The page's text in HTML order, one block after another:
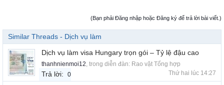
(Bạn phải Đăng nhập hoặc Đăng ký để trả lời bài viết.)
Similar Threads - Dịch vụ làm
Dịch vụ làm visa Hungary trọn gói – Tỷ lệ đậu cao
thanhnienmoi12 , trong diễn đàn: Rao vặt Tổng hợp
Trả lời: 0 Thứ hai lúc 14:27